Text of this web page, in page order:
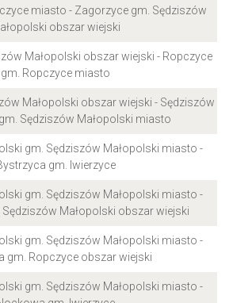
miasto - Zagorzyce gm. Sędziszów
obszar wiejski
Małopolski obszar wiejski - Ropczyce
gm. Ropczyce miasto
Małopolski obszar wiejski - Sędziszów
Sędziszów Małopolski miasto
gm. Sędziszów Małopolski miasto -
gm. Iwierzyce
gm. Sędziszów Małopolski miasto -
Sędziszów Małopolski obszar wiejski
gm. Sędziszów Małopolski miasto -
gm. Ropczyce obszar wiejski
gm. Sędziszów Małopolski miasto -